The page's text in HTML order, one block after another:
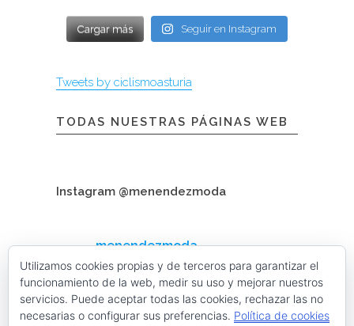
Cargar más Seguir en Instagram
Tweets by ciclismoasturia
TODAS NUESTRAS PÁGINAS WEB
Instagram @menendezmoda
menendezmoda
Menéndez Moda hombre
Cargar más Seguir en Instagram
Utilizamos cookies propias y de terceros para garantizar el
funcionamiento de la web, medir su uso y mejorar nuestros
servicios. Puede aceptar todas las cookies, rechazar las no
necesarias o configurar sus preferencias. Política de cookies